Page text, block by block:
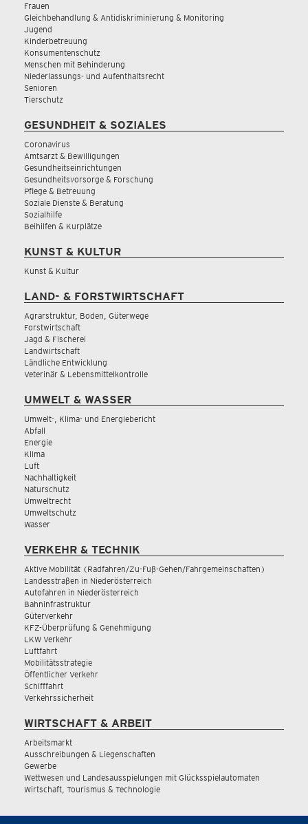
Frauen
Gleichbehandlung & Antidiskriminierung & Monitoring
Jugend
Kinderbetreuung
Konsumentenschutz
Menschen mit Behinderung
Niederlassungs- und Aufenthaltsrecht
Senioren
Tierschutz
GESUNDHEIT & SOZIALES
Coronavirus
Amtsarzt & Bewilligungen
Gesundheitseinrichtungen
Gesundheitsvorsorge & Forschung
Pflege & Betreuung
Soziale Dienste & Beratung
Sozialhilfe
Beihilfen & Kurplätze
KUNST & KULTUR
Kunst & Kultur
LAND- & FORSTWIRTSCHAFT
Agrarstruktur, Boden, Güterwege
Forstwirtschaft
Jagd & Fischerei
Landwirtschaft
Ländliche Entwicklung
Veterinär & Lebensmittelkontrolle
UMWELT & WASSER
Umwelt-, Klima- und Energiebericht
Abfall
Energie
Klima
Luft
Nachhaltigkeit
Naturschutz
Umweltrecht
Umweltschutz
Wasser
VERKEHR & TECHNIK
Aktive Mobilität (Radfahren/Zu-Fuß-Gehen/Fahrgemeinschaften)
Landesstraßen in Niederösterreich
Autofahren in Niederösterreich
Bahninfrastruktur
Güterverkehr
KFZ-Überprüfung & Genehmigung
LKW Verkehr
Luftfahrt
Mobilitätsstrategie
Öffentlicher Verkehr
Schifffahrt
Verkehrssicherheit
WIRTSCHAFT & ARBEIT
Arbeitsmarkt
Ausschreibungen & Liegenschaften
Gewerbe
Wettwesen und Landesausspielungen mit Glücksspielautomaten
Wirtschaft, Tourismus & Technologie